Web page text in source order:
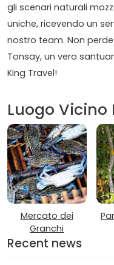
gli scenari naturali
uniche, ricevendo un
nostro team. Non
Tonsay, un vero
King Travel!
Luogo Vicino
Mercato dei
Granchi
Recent news